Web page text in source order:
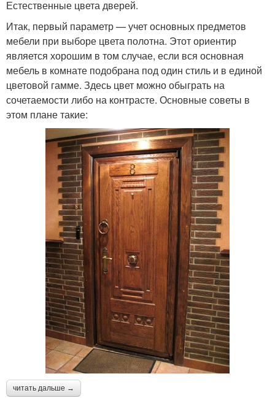
Естественные цвета дверей.
Итак, первый параметр — учет основных предметов
мебели при выборе цвета полотна. Этот ориентир
является хорошим в том случае, если вся основная
мебель в комнате подобрана под один стиль и в единой
цветовой гамме. Здесь цвет можно обыграть на
сочетаемости либо на контрасте. Основные советы в
этом плане такие:
читать дальше →